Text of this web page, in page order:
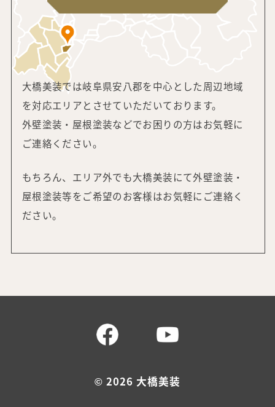
大橋美装では岐阜県安八郡を中心とした周辺地域
を対応エリアと させていただいております。
外壁塗装・屋根塗装などでお困りの方はお気軽に
ご連絡ください。
もちろん、エリア外でも大橋美装にて外壁塗装・
屋根塗装等をご希望のお客様はお気軽にご連絡く
ださい。
©2026 大橋美装